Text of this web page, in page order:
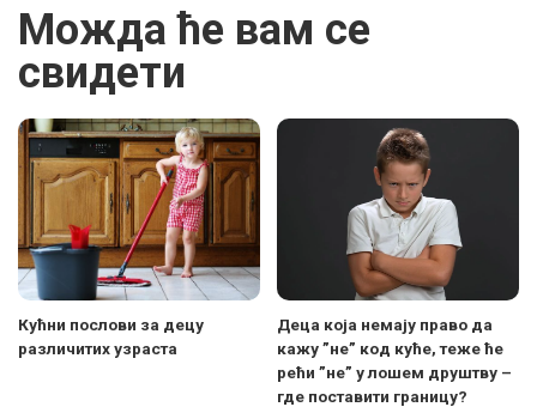
Можда ће вам се
свидети
Кућни послови за децу
различитих узраста
Деца која немају право да
кажу ”не” код куће, теже ће
рећи ”не” у лошем друштву –
где поставити границу?